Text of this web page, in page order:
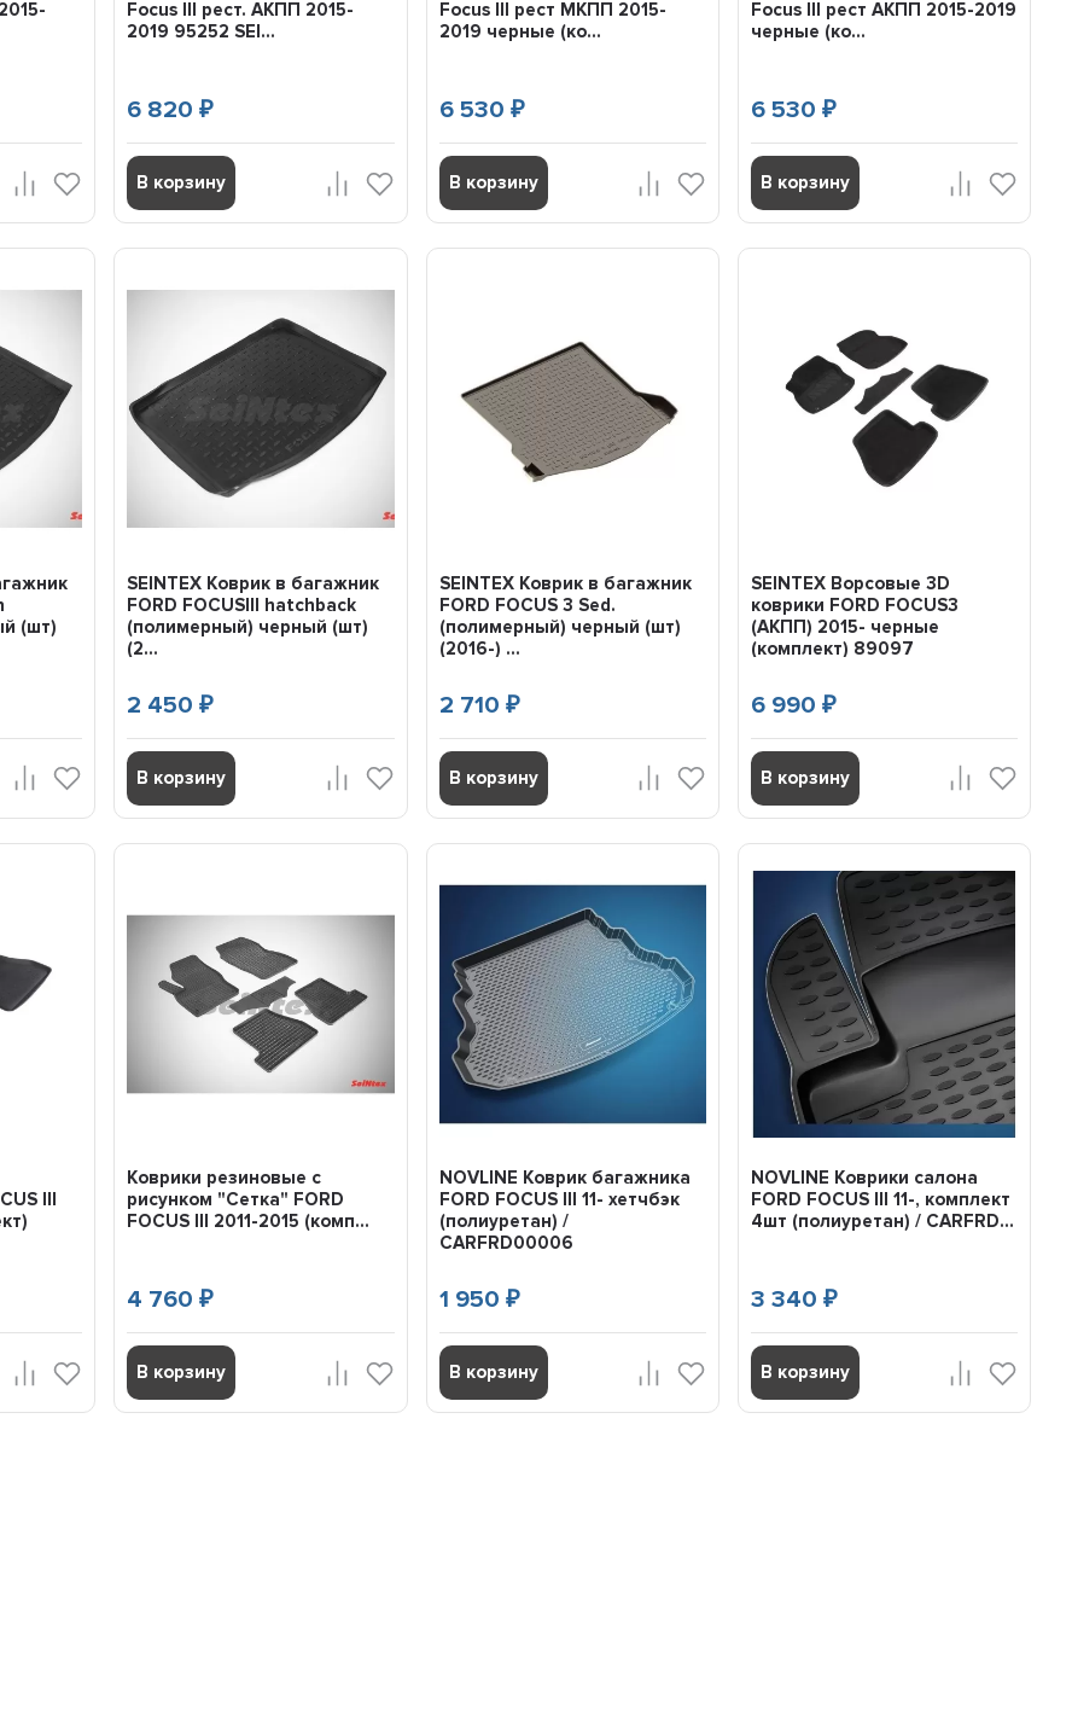
Focus III рест. АКПП 2015-
2019 95252 SEI...
6 820₽
В корзину
Focus III рест МКПП 2015-
2019 черные (ко...
6 530 ₽
В корзину
Focus III рест АКПП 2015-2019
черные (ко...
6 530 ₽
В корзину
(шт)
SEINTEX Коврик в багажник
FORD FOCUSIII hatchback
(полимерный) черный (шт)
(2...
2 450₽
В корзину
SEINTEX Коврик в багажник
FORD FOCUS 3 Sed.
(полимерный) черный (шт)
(2016-) ...
2 710 ₽
В корзину
SEINTEX Ворсовые 3D
коврики FORD FOCUS3
(АКПП) 2015- черные
(комплект) 89097
6 990 ₽
В корзину
III
Коврики резиновые с
рисунком "Сетка" FORD
FOCUS III 2011-2015 (комп...
4 760₽
В корзину
NOVLINE Коврик багажника
FORD FOCUS III 11- хетчбэк
(полиуретан) /
CARFRD00006
1 950 ₽
В корзину
NOVLINE Коврики салона
FORD FOCUS III 11-, комплект
4шт (полиуретан) / CARFRD...
3 340 ₽
В корзину